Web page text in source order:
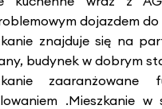
dojazdem
znajduje się na
budynek w dobrym
.Mieszkanie